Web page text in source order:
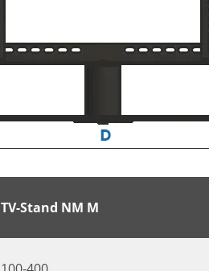
TV-Stand NM M